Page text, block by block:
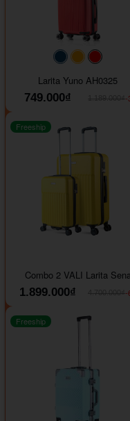
#093f69#ffa500
Larita Yuno AH0325
749.000₫
-
Freeship
Combo 2 VALI Larita Sena
1.899.000₫
-
Freeship